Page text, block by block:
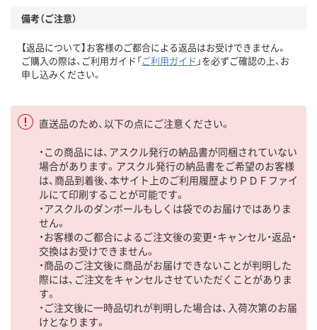
備考（ご注意）
【返品について】お客様のご都合による返品はお受けできません。
ご購入の際は、ご利用ガイド「ご利用ガイド 」を必ずご確認の上、お
申し込みください。
直送品のため、以下の点にご注意ください。
・この商品には、アスクル発行の納品書が同梱されていない
場合があります。アスクル発行の納品書をご希望のお客様
は、商品到着後、本サイト上のご利用履歴よりＰＤＦファイ
ルにて印刷することが可能です。
・アスクルのダンボールもしくは袋でのお届けではありま
せん。
・お客様のご都合によるご注文後の変更・キャンセル・返品・
交換はお受けできません。
・商品のご注文後に商品がお届けできないことが判明した
際には、ご注文をキャンセルさせていただくことがありま
す。
・ご注文後に一時品切れが判明した場合は、入荷次第のお届
けとなります。